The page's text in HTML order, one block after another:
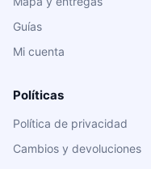
Guías
Mi cuenta
Políticas
Política de privacidad
Cambios y devoluciones